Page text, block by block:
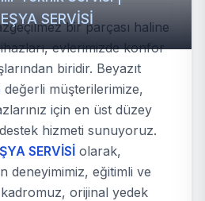
SERVİSİbir parçası haline
evlerimizde konfor
biridir. Beyazıt
müşterilerimize,
için en üst düzey
hizmeti sunuyoruz.
SERVİSİ olarak,
deneyimimiz, eğitimli ve
orijinal yedek